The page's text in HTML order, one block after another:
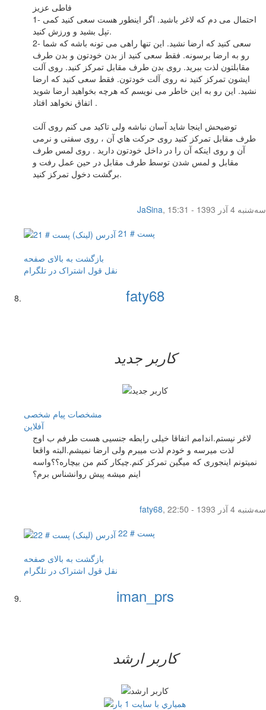
فاطی عزيز
1- احتمال می دم که لاغر باشيد. اگر اينطور هست سعی کنيد کمی
تپل بشيد و ورزش کنيد.
2- سعی کنيد که ارضا نشيد. اين تنها راهی می تونه باشه که شما
رو به ارضا برسونه. فقط سعی کنيد از بدن خودتون و بدن طرف
مقابلتون لذت ببريد. روی بدن طرف مقابل تمرکز کنيد. روی آلت
ايشون تمرکز کنيد نه روی آلت خودتون. فقط سعی کنيد که ارضا
نشيد. اين رو به اين خاطر می نويسم که هرچه بخواهيد ارضا شويد
اتفاق نخواهد افتاد .
توضيحش اينجا شايد آسان نباشه ولی تاکيد می کنم روی آلت
طرف مقابل تمرکز کنيد روی حرکت هاي آن ، روی سفتی و نرمی
آن و روی اينکه آن را در داخل خودتون داريد . روی لمس طرف
مقابل و لمس شدن توسط طرف مقابل در حين عمل رفت و
برگشت دخول تمرکز کنيد.
JaSina,
سه‌شنبه 4 آذر 1393 - 15:31
پست # 21
بازگشت به بالای صفحه
نقل قول اشتراک در تلگرام
faty68
کاربر جدید
مشخصات پیام شخصی
آفلاين
لاغر نیستم.اندامم اتفاقا خیلی رابطه جنسیی هست طرفم ب اوج
لذت میرسه و خودم لذت میبرم ولی ارضا نمیشم.البته واقعا
نمیتونم اینجوری که میگین تمرکز کنم.چیکار کنم من بیچاره؟؟واسه
اینم میشه پیش روانشناس برم؟
faty68,
سه‌شنبه 4 آذر 1393 - 22:50
پست # 22
بازگشت به بالای صفحه
نقل قول اشتراک در تلگرام
iman_prs
کاربر ارشد